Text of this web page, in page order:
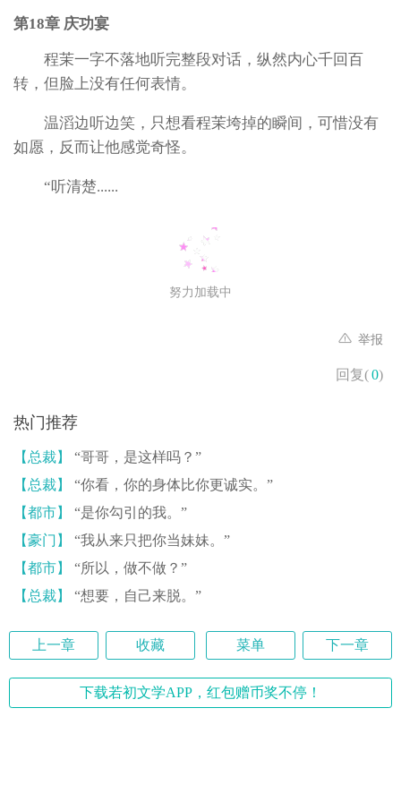
第18章 庆功宴
程茉一字不落地听完整段对话，纵然内心千回百
转，但脸上没有任何表情。
温滔边听边笑，只想看程茉垮掉的瞬间，可惜没有
如愿，反而让他感觉奇怪。
“听清楚......
努力加载中
举报
回复(0)
热门推荐
【总裁】
“哥哥，是这样吗？”
【总裁】
“你看，你的身体比你更诚实。”
【都市】
“是你勾引的我。”
【豪门】
“我从来只把你当妹妹。”
【都市】
“所以，做不做？”
【总裁】
“想要，自己来脱。”
上一章 收藏 菜单 下一章
下载若初文学APP，红包赠币奖不停！